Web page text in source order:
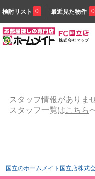
検討リスト 0 最近見た物件 0
スタッフ情報がありま
スタッフ一覧はこちら
国立のホームメイト国立店株式